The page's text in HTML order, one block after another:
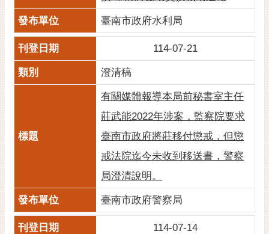
臺南市政府水利局
114-07-21
澄清稿
有關媒體報導本局前秘書室主任
莊武能2022年涉案，監察院要求
臺南市政府將莊移付懲戒，但懲
戒法院迄今未收到移送書，警察
局澄清說明。
臺南市政府警察局
114-07-14